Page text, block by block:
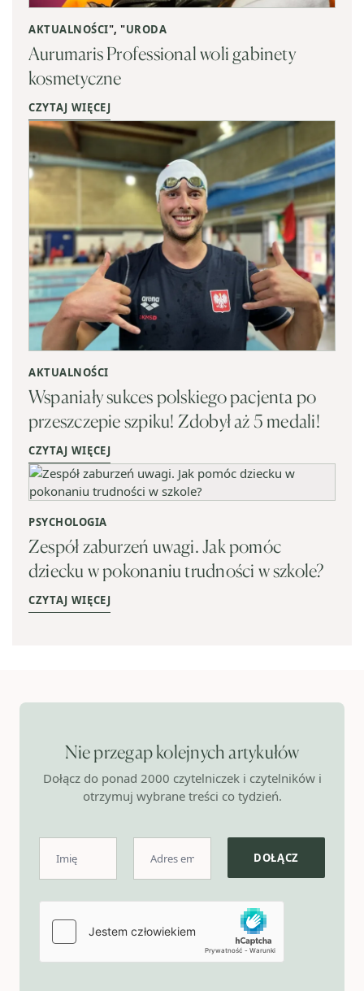
AKTUALNOŚCI", "URODA
Aurumaris Professional woli gabinety
kosmetyczne
CZYTAJ WIĘCEJ
AKTUALNOŚCI
Wspaniały sukces polskiego pacjenta po
przeszczepie szpiku! Zdobył aż 5 medali!
CZYTAJ WIĘCEJ
PSYCHOLOGIA
Zespół zaburzeń uwagi. Jak pomóc
dziecku w pokonaniu trudności w szkole?
CZYTAJ WIĘCEJ
Nie przegap kolejnych artykułów
Dołącz do ponad 2000 czytelniczek i czytelników i
otrzymuj wybrane treści co tydzień.